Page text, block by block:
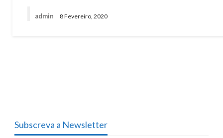
admin 8 Fevereiro, 2020
Subscreva a Newsletter